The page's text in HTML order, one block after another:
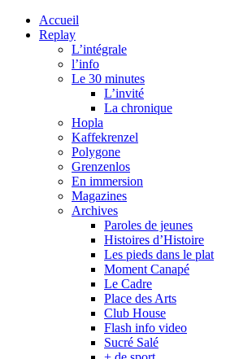
Accueil
Replay
L’intégrale
l’info
Le 30 minutes
L’invité
La chronique
Hopla
Kaffekrenzel
Polygone
Grenzenlos
En immersion
Magazines
Archives
Paroles de jeunes
Histoires d’Histoire
Les pieds dans le plat
Moment Canapé
Le Cadre
Place des Arts
Club House
Flash info video
Sucré Salé